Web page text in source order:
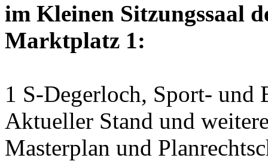
im Kleinen Sitzungssaal
Marktplatz 1:
1 S-Degerloch, Sport- und
Aktueller Stand und
Masterplan und